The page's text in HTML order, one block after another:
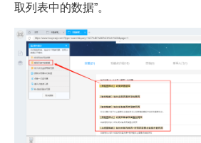
取列表中的数据”。